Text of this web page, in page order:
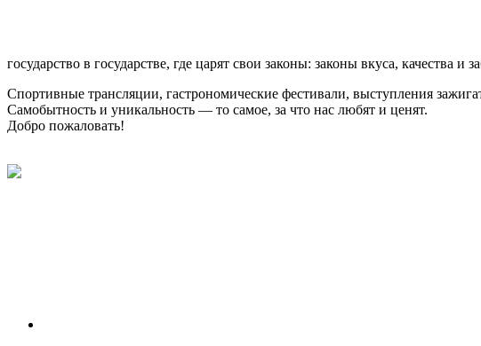
государство в государстве, где царят свои законы: законы вкуса, качества и
Спортивные трансляции, гастрономические фестивали, выступления
Самобытность и уникальность — то самое, за что нас любят и ценят.
Добро пожаловать!